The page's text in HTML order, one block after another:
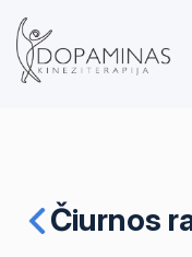
Čiurnos